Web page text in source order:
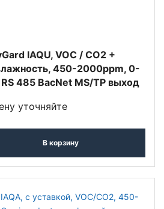
IAQU, VOC / CO2 +
450-2000ppm, 0-
485 BacNet MS/TP выход
уточняйте
В корзину